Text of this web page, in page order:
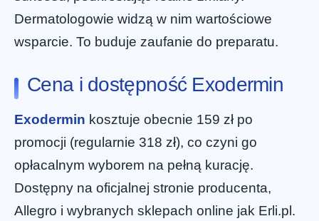
Dermatologowie widzą w nim wartościowe
wsparcie. To buduje zaufanie do preparatu.
Cena i dostępność Exodermin
Exodermin kosztuje obecnie 159 zł po
promocji (regularnie 318 zł), co czyni go
opłacalnym wyborem na pełną kurację.
Dostępny na oficjalnej stronie producenta,
Allegro i wybranych sklepach online jak Erli.pl.